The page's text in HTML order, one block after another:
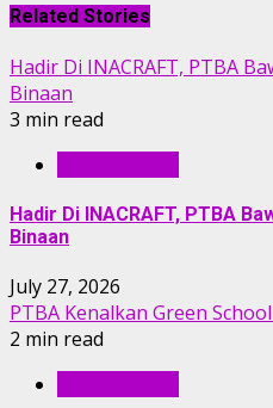
Related Stories
Hadir Di INACRAFT, PTBA
Binaan
3 min read
Hadir Di INACRAFT, PTBA
Binaan
July 27, 2026
PTBA Kenalkan Green
2 min read